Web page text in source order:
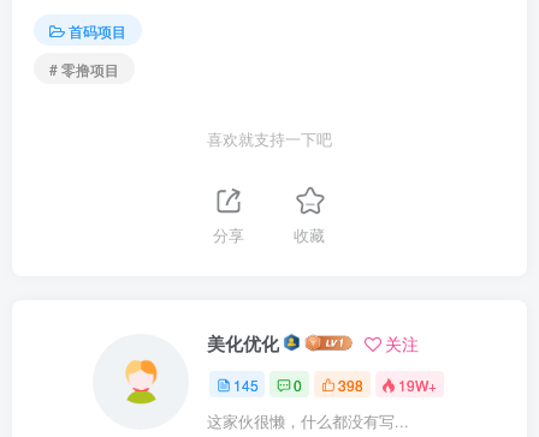
首码项目
# 零撸项目
喜欢就支持一下吧
分享 收藏
美化优化 关注
145 0 398 19W+
这家伙很懒，什么都没有写...